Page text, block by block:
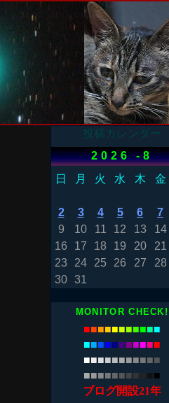
投稿カレンダー
2026 -8
日
月 火 水 木 金
2
3 4 5 6 7
9
10 11 12 13 14
16
17 18 19 20 21
23
24 25 26 27 28
30 31
MONITOR CHECK!
■■■■■■■■■■■
■■■■■■■■■■■
■■■■■■■■■■■
■■■■■■■■ ■■
ブログ開設21年